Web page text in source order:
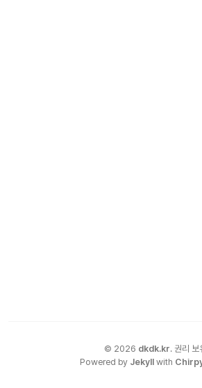
© 2026 dkdk.kr. 권리 보
Powered by Jekyll with